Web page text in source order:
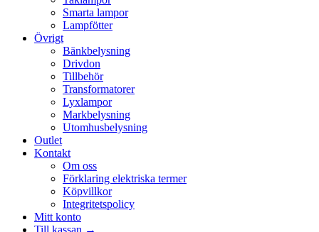
Smarta lampor
Lampfötter
Övrigt
Bänkbelysning
Drivdon
Tillbehör
Transformatorer
Lyxlampor
Markbelysning
Utomhusbelysning
Outlet
Kontakt
Om oss
Förklaring elektriska termer
Köpvillkor
Integritetspolicy
Mitt konto